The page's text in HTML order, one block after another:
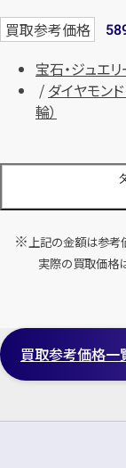
買取参考価格
宝石・ジュエリ
ダイヤモン
輪）
D1.50ct MD0.60ct
買取参考価格
宝石・ジュエ
上記の金額は参考
実際の買取価格
買取参考価格一